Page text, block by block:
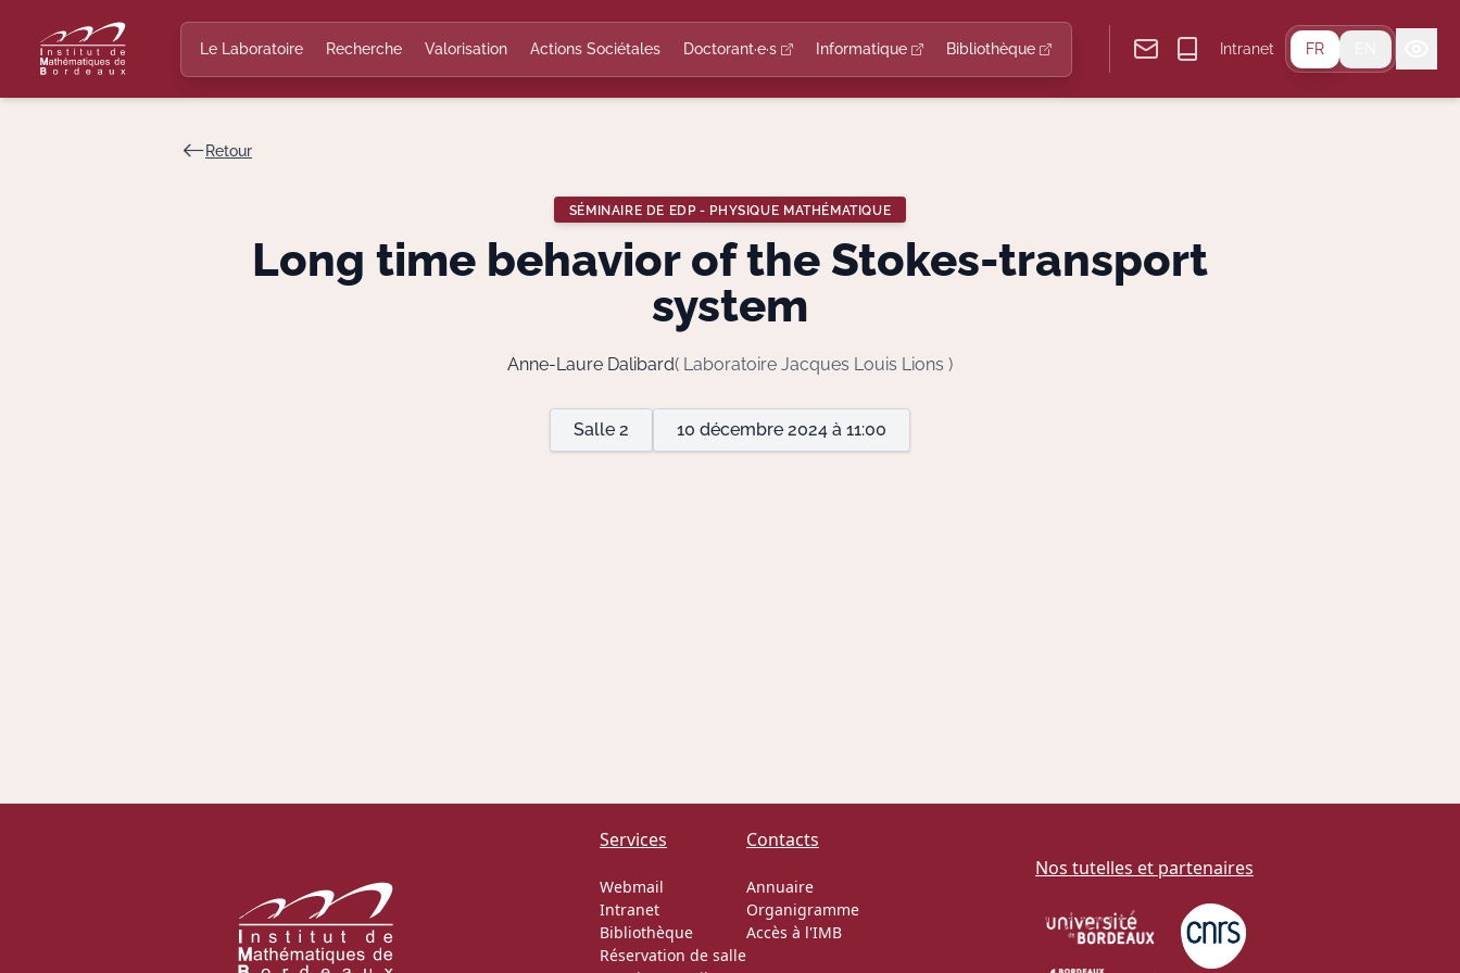
Le Laboratoire Recherche Valorisation Actions Sociétales Doctorant·e·s Informatique Bibliothèque Intranet FR
Retour
SÉMINAIRE DE EDP - PHYSIQUE MATHÉMATIQUE
Long time behavior of the Stokes-transport
system
Anne-Laure Dalibard( Laboratoire Jacques Louis Lions )
Salle 2 10 décembre 2024 à 11:00
Services
Webmail
Intranet
Bibliothèque
Réservation de salle
Contacts
Annuaire
Organigramme
Accès à l'IMB
Nos tutelles et partenaires